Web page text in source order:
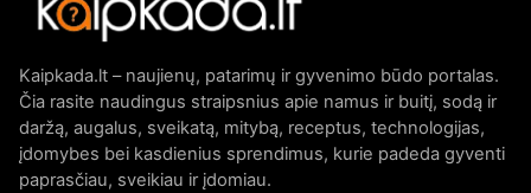
Kaipkada.lt – naujienų, patarimų ir gyvenimo būdo portalas.
Čia rasite naudingus straipsnius apie namus ir buitį, sodą ir
daržą, augalus, sveikatą, mitybą, receptus, technologijas,
įdomybes bei kasdienius sprendimus, kurie padeda gyventi
paprasčiau, sveikiau ir įdomiau.